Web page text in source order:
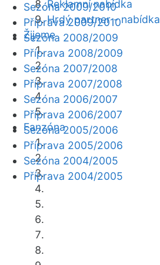
Reklamní nabídka
Hrdý partner - nabídka
Žijeme
Fanzóna
Sezóna 2009/2010
Příprava 2009/2010
Sezóna 2008/2009
Příprava 2008/2009
Sezóna 2007/2008
Příprava 2007/2008
Sezóna 2006/2007
Příprava 2006/2007
Sezóna 2005/2006
Příprava 2005/2006
Sezóna 2004/2005
Příprava 2004/2005